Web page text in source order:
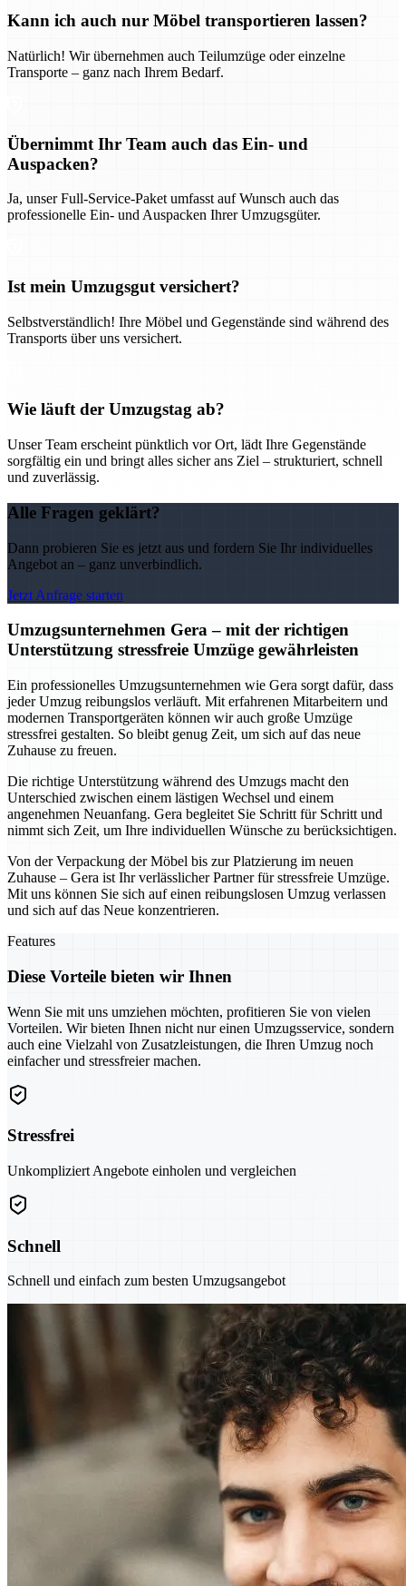
Kann ich auch nur Möbel transportieren lassen?
Natürlich! Wir übernehmen auch Teilumzüge oder einzelne
Transporte – ganz nach Ihrem Bedarf.
Übernimmt Ihr Team auch das Ein- und
Auspacken?
Ja, unser Full-Service-Paket umfasst auf Wunsch auch das
professionelle Ein- und Auspacken Ihrer Umzugsgüter.
Ist mein Umzugsgut versichert?
Selbstverständlich! Ihre Möbel und Gegenstände sind während des
Transports über uns versichert.
Wie läuft der Umzugstag ab?
Unser Team erscheint pünktlich vor Ort, lädt Ihre Gegenstände
sorgfältig ein und bringt alles sicher ans Ziel – strukturiert, schnell
und zuverlässig.
Alle Fragen geklärt?
Dann probieren Sie es jetzt aus und fordern Sie Ihr individuelles
Angebot an – ganz unverbindlich.
Jetzt Anfrage starten
Umzugsunternehmen Gera – mit der richtigen
Unterstützung stressfreie Umzüge gewährleisten
Ein professionelles Umzugsunternehmen wie Gera sorgt dafür, dass
jeder Umzug reibungslos verläuft. Mit erfahrenen Mitarbeitern und
modernen Transportgeräten können wir auch große Umzüge
stressfrei gestalten. So bleibt genug Zeit, um sich auf das neue
Zuhause zu freuen.
Die richtige Unterstützung während des Umzugs macht den
Unterschied zwischen einem lästigen Wechsel und einem
angenehmen Neuanfang. Gera begleitet Sie Schritt für Schritt und
nimmt sich Zeit, um Ihre individuellen Wünsche zu berücksichtigen.
Von der Verpackung der Möbel bis zur Platzierung im neuen
Zuhause – Gera ist Ihr verlässlicher Partner für stressfreie Umzüge.
Mit uns können Sie sich auf einen reibungslosen Umzug verlassen
und sich auf das Neue konzentrieren.
Features
Diese Vorteile bieten wir Ihnen
Wenn Sie mit uns umziehen möchten, profitieren Sie von vielen
Vorteilen. Wir bieten Ihnen nicht nur einen Umzugsservice, sondern
auch eine Vielzahl von Zusatzleistungen, die Ihren Umzug noch
einfacher und stressfreier machen.
Stressfrei
Unkompliziert Angebote einholen und vergleichen
Schnell
Schnell und einfach zum besten Umzugsangebot